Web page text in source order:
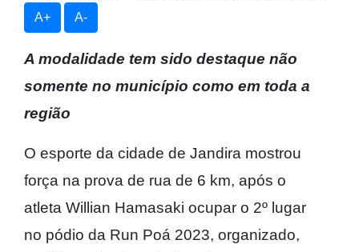
A+
A-
A modalidade tem sido destaque não
somente no município como em toda a
região
O esporte da cidade de Jandira mostrou
força na prova de rua de 6 km, após o
atleta Willian Hamasaki ocupar o 2º lugar
no pódio da Run Poá 2023, organizado,